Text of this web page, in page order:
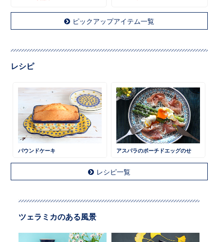
ピックアップアイテム一覧
レシピ
パウンドケーキ アスパラのポーチドエッグのせ
レシピ一覧
ツェラミカのある風景